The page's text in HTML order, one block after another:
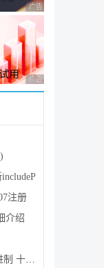
广告 商业广告，理性
广告 商业广告，理性
注册
介绍
进制）